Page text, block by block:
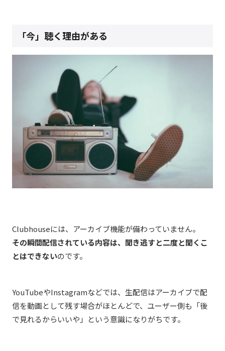
「今」聴く理由がある
Clubhouseには、アーカイブ機能が備わっていません。
その瞬間配信されている内容は、聞き逃すと二度と聞くこ
とはできないのです。
YouTubeやInstagramなどでは、生配信はアーカイブで配
信を動画として残す場合がほとんどで、ユーザー側も「後
で見れるからいいや」という意識になりがちです。